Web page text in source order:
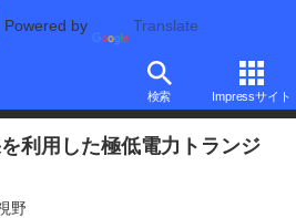
Powered by Translate
検索 Impressサイト
利用した極低電力トランジ
野